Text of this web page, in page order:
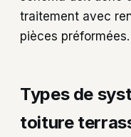
traitement avec
pièces préformées.
Types de
toiture